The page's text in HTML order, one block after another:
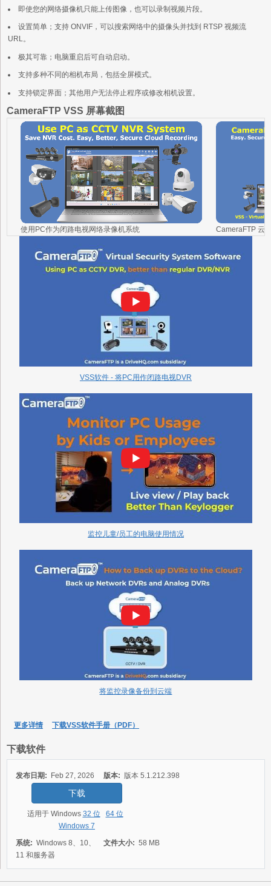
即使您的网络摄像机只能上传图像，也可以录制视频片段。
设置简单；支持 ONVIF，可以搜索网络中的摄像头并找到 RTSP 视频流
URL。
极其可靠；电脑重启后可自动启动。
支持多种不同的相机布局，包括全屏模式。
支持锁定界面；其他用户无法停止程序或修改相机设置。
CameraFTP VSS 屏幕截图
使用PC作为闭路电视网络录像机系统 CameraFTP 云
VSS软件 - 将PC用作闭路电视DVR
监控儿童/员工的电脑使用情况
将监控录像备份到云端
更多详情 下载VSS软件手册（PDF）
下载软件
发布日期: Feb 27, 2026 版本: 版本 5.1.212.398
下载
适用于 Windows 32 位
64 位
Windows 7
系统: Windows 8、10、
11 和服务器
文件大小: 58 MB